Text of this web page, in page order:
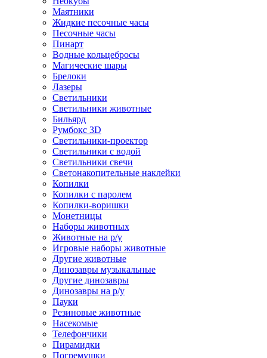
Маятники
Жидкие песочные часы
Песочные часы
Пинарт
Водные кольцебросы
Магические шары
Брелоки
Лазеры
Светильники
Светильники животные
Бильярд
Румбокс 3D
Светильники-проектор
Светильники с водой
Светильники свечи
Светонакопительные наклейки
Копилки
Копилки с паролем
Копилки-воришки
Монетницы
Наборы животных
Животные на р/у
Игровые наборы животные
Другие животные
Динозавры музыкальные
Другие динозавры
Динозавры на р/у
Пауки
Резиновые животные
Насекомые
Телефончики
Пирамидки
Погремушки